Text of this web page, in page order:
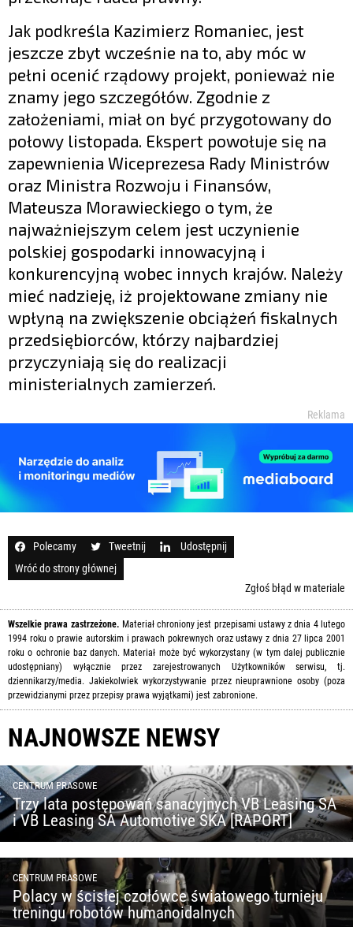
Jak podkreśla Kazimierz Romaniec, jest
jeszcze zbyt wcześnie na to, aby móc w
pełni ocenić rządowy projekt, ponieważ nie
znamy jego szczegółów. Zgodnie z
założeniami, miał on być przygotowany do
połowy listopada. Ekspert powołuje się na
zapewnienia Wiceprezesa Rady Ministrów
oraz Ministra Rozwoju i Finansów,
Mateusza Morawieckiego o tym, że
najważniejszym celem jest uczynienie
polskiej gospodarki innowacyjną i
konkurencyjną wobec innych krajów. Należy
mieć nadzieję, iż projektowane zmiany nie
wpłyną na zwiększenie obciążeń fiskalnych
przedsiębiorców, którzy najbardziej
przyczyniają się do realizacji
ministerialnych zamierzeń.
Reklama
Polecamy Tweetnij
Udostępnij
Wróć do strony głównej
Zgłoś błąd w materiale
Wszelkie prawa zastrzeżone. Materiał chroniony jest przepisami ustawy z dnia 4 lutego
1994 roku o prawie autorskim i prawach pokrewnych oraz ustawy z dnia 27 lipca 2001
roku o ochronie baz danych. Materiał może być wykorzystany (w tym dalej publicznie
udostępniany) wyłącznie przez zarejestrowanych Użytkowników serwisu, tj.
dziennikarzy/media. Jakiekolwiek wykorzystywanie przez nieuprawnione osoby (poza
przewidzianymi przez przepisy prawa wyjątkami) jest zabronione.
NAJNOWSZE NEWSY
CENTRUM PRASOWE
Trzy lata postępowań sanacyjnych VB Leasing SA
i VB Leasing SA Automotive SKA [RAPORT]
CENTRUM PRASOWE
Polacy w ścisłej czołówce światowego turnieju
treningu robotów humanoidalnych